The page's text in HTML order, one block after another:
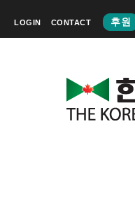
LOGIN CONTACT 후원